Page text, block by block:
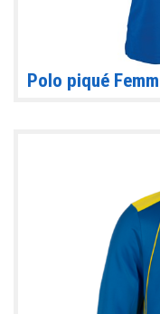
Polo piqué